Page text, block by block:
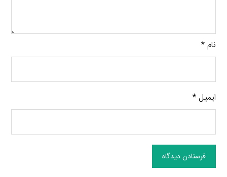
نام*
ایمیل*
فرستادن دیدگاه